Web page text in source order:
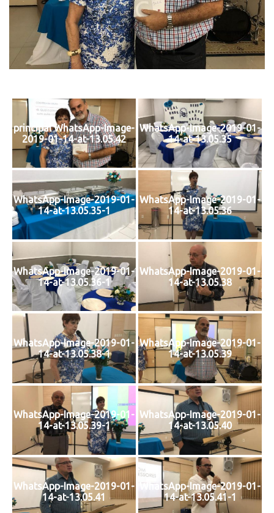
principal WhatsApp-Image-
2019-01-14-at-13.05.42
WhatsApp-Image-2019-01-
14-at-13.05.35
WhatsApp-Image-2019-01-
14-at-13.05.35-1
WhatsApp-Image-2019-01-
14-at-13.05.36
WhatsApp-Image-2019-01-
14-at-13.05.36-1
WhatsApp-Image-2019-01-
14-at-13.05.38
WhatsApp-Image-2019-01-
14-at-13.05.38-1
WhatsApp-Image-2019-01-
14-at-13.05.39
WhatsApp-Image-2019-01-
14-at-13.05.39-1
WhatsApp-Image-2019-01-
14-at-13.05.40
WhatsApp-Image-2019-01-
14-at-13.05.41
WhatsApp-Image-2019-01-
14-at-13.05.41-1